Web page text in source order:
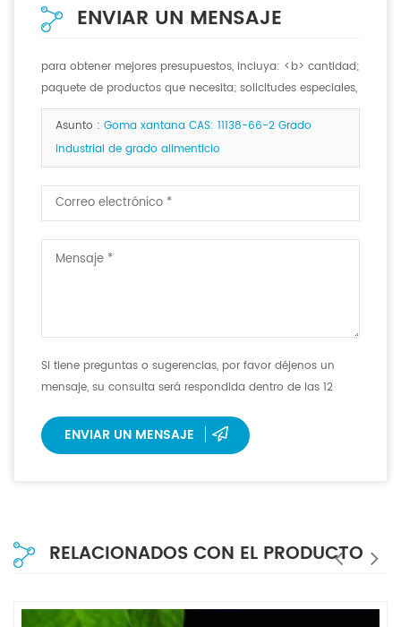
ENVIAR UN MENSAJE
para obtener mejores presupuestos, incluya: <b> cantidad;
paquete de productos que necesita; solicitudes especiales,
si las hay. <b>
Asunto : Goma xantana CAS: 11138-66-2 Grado
industrial de grado alimenticio
Si tiene preguntas o sugerencias, por favor déjenos un
mensaje, su consulta será respondida dentro de las 12
ENVIAR UN MENSAJE
RELACIONADOS CON EL PRODUCTO